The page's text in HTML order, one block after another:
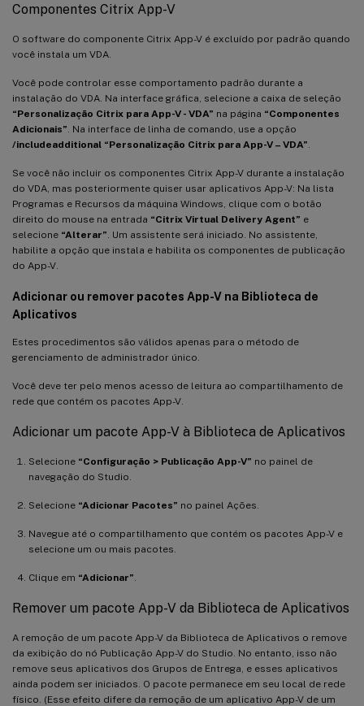
Componentes Citrix App-V
O software do componente Citrix App-V é excluído por padrão quando
você instala um VDA.
Você pode controlar esse comportamento padrão durante a
instalação do VDA. Na interface gráfica, selecione a caixa de seleção
“Personalização Citrix para App-V - VDA” na página “Componentes
Adicionais” . Na interface de linha de comando, use a opção
/includeadditional “Personalização Citrix para App-V – VDA”
Se você não incluir os componentes Citrix App-V durante a instalação
do VDA, mas posteriormente quiser usar aplicativos App-V: Na lista
Programas e Recursos da máquina Windows, clique com o botão
direito do mouse na entrada “Citrix Virtual Delivery Agent” e
selecione “Alterar” . Um assistente será iniciado. No assistente,
habilite a opção que instala e habilita os componentes de publicação
do App-V.
Adicionar ou remover pacotes App-V na Biblioteca de
Aplicativos
Estes procedimentos são válidos apenas para o método de
gerenciamento de administrador único.
Você deve ter pelo menos acesso de leitura ao compartilhamento de
rede que contém os pacotes App-V.
Adicionar um pacote App-V à Biblioteca de Aplicativos
Selecione “Configuração > Publicação App-V” no painel de
navegação do Studio.
Selecione “Adicionar Pacotes” no painel Ações.
Navegue até o compartilhamento que contém os pacotes App-V e
selecione um ou mais pacotes.
Clique em “Adicionar”
Remover um pacote App-V da Biblioteca de Aplicativos
A remoção de um pacote App-V da Biblioteca de Aplicativos o remove
da exibição do nó Publicação App-V do Studio. No entanto, isso não
remove seus aplicativos dos Grupos de Entrega, e esses aplicativos
ainda podem ser iniciados. O pacote permanece em seu local de rede
físico. (Esse efeito difere da remoção de um aplicativo App-V de um